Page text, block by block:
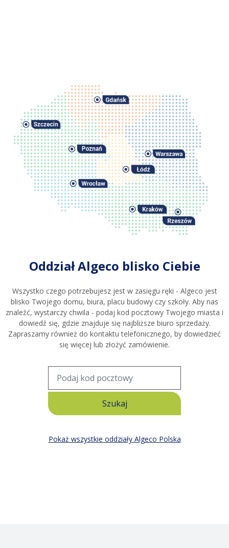
Oddział Algeco blisko Ciebie
Wszystko czego potrzebujesz jest w zasięgu ręki - Algeco jest
blisko Twojego domu, biura, placu budowy czy szkoły. Aby nas
znaleźć, wystarczy chwila - podaj kod pocztowy Twojego miasta i
dowiedź się, gdzie znajduje się najbliższe biuro sprzedaży.
Zapraszamy również do kontaktu telefonicznego, by dowiedzieć
się więcej lub złożyć zamówienie.
Pokaż wszystkie oddziały Algeco Polska